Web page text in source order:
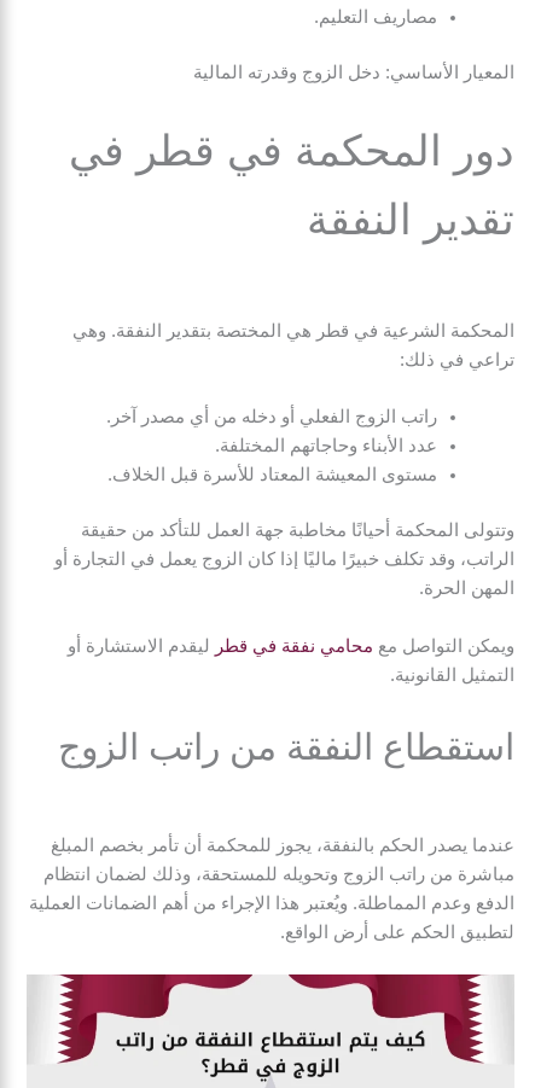
مصاريف التعليم.
المعيار الأساسي: دخل الزوج وقدرته المالية
دور المحكمة في قطر في
تقدير النفقة
المحكمة الشرعية في قطر هي المختصة بتقدير النفقة. وهي
تراعي في ذلك:
راتب الزوج الفعلي أو دخله من أي مصدر آخر.
عدد الأبناء وحاجاتهم المختلفة.
مستوى المعيشة المعتاد للأسرة قبل الخلاف.
وتتولى المحكمة أحيانًا مخاطبة جهة العمل للتأكد من حقيقة
الراتب، وقد تكلف خبيرًا ماليًا إذا كان الزوج يعمل في التجارة أو
المهن الحرة.
ويمكن التواصل مع محامي نفقة في قطر
ليقدم الاستشارة أو
التمثيل القانونية.
استقطاع النفقة من راتب الزوج
عندما يصدر الحكم بالنفقة، يجوز للمحكمة أن تأمر بخصم المبلغ
مباشرة من راتب الزوج وتحويله للمستحقة، وذلك لضمان انتظام
الدفع وعدم المماطلة. ويُعتبر هذا الإجراء من أهم الضمانات العملية
لتطبيق الحكم على أرض الواقع.